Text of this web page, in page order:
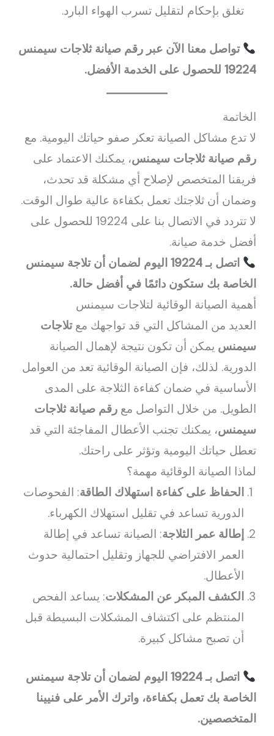
تغلق بإحكام لتقليل تسرب الهواء البارد.
تواصل معنا الآن عبر رقم صيانة ثلاجات سيمنس
19224 للحصول على الخدمة الأفضل.
الخاتمة
لا تدع مشاكل الصيانة تعكر صفو حياتك اليومية. مع
رقم صيانة ثلاجات سيمنس، يمكنك الاعتماد على
فريقنا المتخصص لإصلاح أي مشكلة قد تحدث،
وضمان أن ثلاجتك تعمل بكفاءة عالية طوال الوقت.
لا تتردد في الاتصال بنا على 19224 للحصول على
أفضل خدمة صيانة.
اتصل بـ 19224 اليوم لضمان أن تلاجة سيمنس
الخاصة بك ستكون دائمًا في أفضل حالة.
أهمية الصيانة الوقائية لتلاجات سيمنس
العديد من المشاكل التي قد تواجهك معتلاجات
سيمنس يمكن أن تكون نتيجة لإهمال الصيانة
الدورية. لذلك، فإن الصيانة الوقائية تعد من العوامل
الأساسية في ضمان كفاءة الثلاجة على المدى
الطويل. من خلال التواصل معرقم صيانة ثلاجات
سيمنس، يمكنك تجنب الأعطال المفاجئة التي قد
تعطل حياتك اليومية وتؤثر على راحتك.
لماذا الصيانة الوقائية مهمة؟
الحفاظ على كفاءة استهلاك الطاقة: الفحوصات
الدورية تساعد في تقليل استهلاك الكهرباء.
إطالة عمر الثلاجة: الصيانة تساعد في إطالة
العمر الافتراضي للجهاز وتقليل احتمالية حدوث
الأعطال.
الكشف المبكر عن المشكلات: يساعد الفحص
المنتظم على اكتشاف المشكلات البسيطة قبل
أن تصبح مشاكل كبيرة.
اتصل بـ 19224 اليوم لضمان أن تلاجة سيمنس
الخاصة بك تعمل بكفاءة، واترك الأمر على فنيينا
المتخصصين.